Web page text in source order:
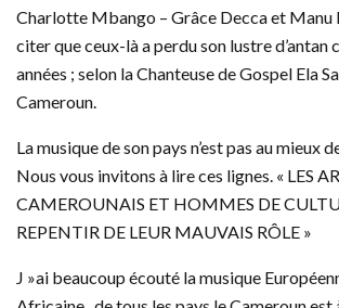
Charlotte Mbango – Grâce Decca et Manu
citer que ceux-là a perdu son lustre d’antan
années ; selon la Chanteuse de Gospel Ela
Cameroun.
La musique de son pays n’est pas au mieux
Nous vous invitons à lire ces lignes. « LES
CAMEROUNAIS ET HOMMES DE
REPENTIR DE LEUR MAUVAIS RÔLE »
J »ai beaucoup écouté la musique